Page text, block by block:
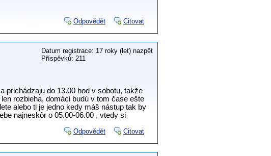
Odpovědět Citovat
Datum registrace: 17 roky (let) nazpět
Příspěvků: 211
prichádzaju do 13.00 hod v sobotu, takže
rozbieha, domáci budú v tom čase ešte
alebo ti je jedno kedy máš nástup tak by
najneskôr o 05.00-06.00 , vtedy si
Odpovědět Citovat